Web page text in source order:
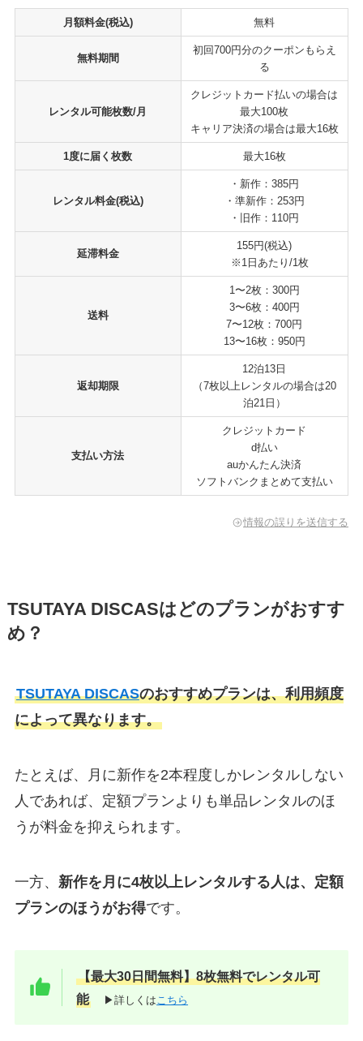
月額料金(税込) 無料
無料期間
初回700円分のクーポンもらえ
る
レンタル可能枚数/月
クレジットカード払いの場合は
最大100枚
キャリア決済の場合は最大16枚
1度に届く枚数 最大16枚
レンタル料金(税込)
・新作：385円
・準新作：253円
・旧作：110円
延滞料金
155円(税込)
※1日あたり/1枚
送料
1〜2枚：300円
3〜6枚：400円
7〜12枚：700円
13〜16枚：950円
返却期限
12泊13日
（7枚以上レンタルの場合は20
泊21日）
支払い方法
クレジットカード
d払い
auかんたん決済
ソフトバンクまとめて支払い
情報の誤りを送信する
TSUTAYA DISCASはどのプランがおすす
め？
TSUTAYA DISCASのおすすめプランは、利用頻度
によって異なります。
たとえば、月に新作を2本程度しかレンタルしない
人であれば、定額プランよりも単品レンタルのほ
うが料金を抑えられます。
一方、 新作を月に4枚以上レンタルする人は、定額
プランのほうがお得です。
【最大30日間無料】8枚無料でレンタル可
能
▶詳しくは こちら